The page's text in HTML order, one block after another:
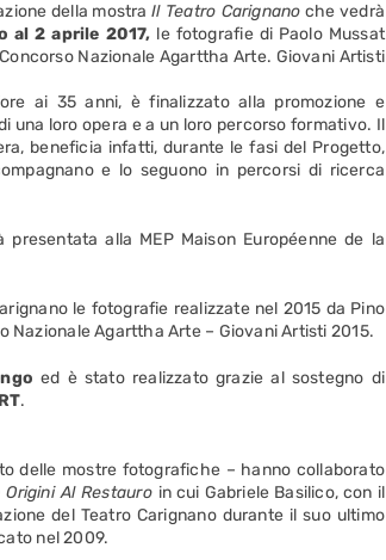
della mostraIl Teatro Carignano che vedrà
al 2 aprile 2017, le fotografie di Paolo Mussat
Nazionale Agarttha Arte. Giovani Artisti
ai 35 anni, è finalizzato alla promozione e
una loro opera e a un loro percorso formativo. Il
beneficia infatti, durante le fasi del Progetto,
e lo seguono in percorsi di ricerca
alla MEP Maison Européenne de la
le fotografie realizzate nel 2015 da Pino
Nazionale Agarttha Arte – Giovani Artisti 2015.
ed è stato realizzato grazie al sostegno di
.
delle mostre fotografiche – hanno collaborato
Origini Al Restauro in cui Gabriele Basilico, con il
del Teatro Carignano durante il suo ultimo
nel 2009.